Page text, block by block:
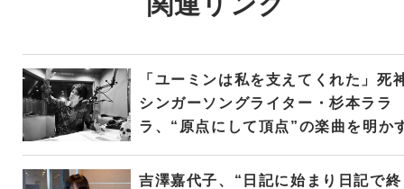
「ユーミンは私を支えてくれた」死
シンガーソングライター・杉本ララ
ラ、“原点にして頂点”の楽曲を明か
吉澤嘉代子、“日記に始まり日記で終